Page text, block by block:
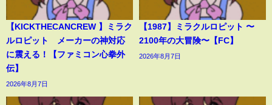
【KICKTHECANCREW 】ミラク
ルロピット メーカーの神対応
に震える！【ファミコン心拳外
伝】
2026年8月7日
【1987】ミラクルロピット 〜
2100年の大冒険〜【FC】
2026年8月7日